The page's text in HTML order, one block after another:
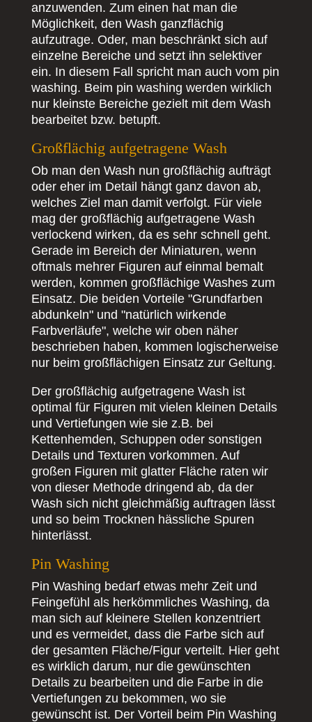
anzuwenden. Zum einen hat man die
Möglichkeit, den Wash ganzflächig
aufzutrage. Oder, man beschränkt sich auf
einzelne Bereiche und setzt ihn selektiver
ein. In diesem Fall spricht man auch vom pin
washing. Beim pin washing werden wirklich
nur kleinste Bereiche gezielt mit dem Wash
bearbeitet bzw. betupft.
Großflächig aufgetragene Wash
Ob man den Wash nun großflächig aufträgt
oder eher im Detail hängt ganz davon ab,
welches Ziel man damit verfolgt. Für viele
mag der großflächig aufgetragene Wash
verlockend wirken, da es sehr schnell geht.
Gerade im Bereich der Miniaturen, wenn
oftmals mehrer Figuren auf einmal bemalt
werden, kommen großflächige Washes zum
Einsatz. Die beiden Vorteile "Grundfarben
abdunkeln" und "natürlich wirkende
Farbverläufe", welche wir oben näher
beschrieben haben, kommen logischerweise
nur beim großflächigen Einsatz zur Geltung.
Der großflächig aufgetragene Wash ist
optimal für Figuren mit vielen kleinen Details
und Vertiefungen wie sie z.B. bei
Kettenhemden, Schuppen oder sonstigen
Details und Texturen vorkommen. Auf
großen Figuren mit glatter Fläche raten wir
von dieser Methode dringend ab, da der
Wash sich nicht gleichmäßig auftragen lässt
und so beim Trocknen hässliche Spuren
hinterlässt.
Pin Washing
Pin Washing bedarf etwas mehr Zeit und
Feingefühl als herkömmliches Washing, da
man sich auf kleinere Stellen konzentriert
und es vermeidet, dass die Farbe sich auf
der gesamten Fläche/Figur verteilt. Hier geht
es wirklich darum, nur die gewünschten
Details zu bearbeiten und die Farbe in die
Vertiefungen zu bekommen, wo sie
gewünscht ist. Der Vorteil beim Pin Washing